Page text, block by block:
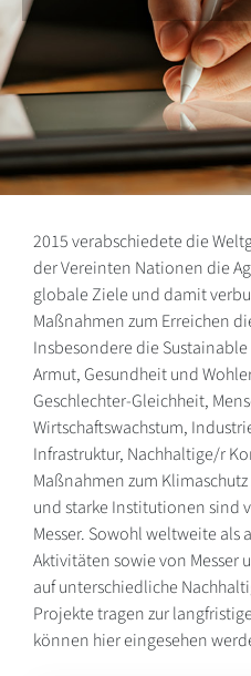
2015 verabschiedete die
der Vereinten Nationen die
globale Ziele und damit
Maßnahmen zum Erreichen
Insbesondere die
Armut, Gesundheit und
Geschlechter-Gleichheit,
Wirtschaftswachstum,
Infrastruktur, Nachhaltige/r
Maßnahmen zum
und starke Institutionen sind
Messer. Sowohl weltweite als
Aktivitäten sowie von Messer
auf unterschiedliche
Projekte tragen zur
können hier eingesehen